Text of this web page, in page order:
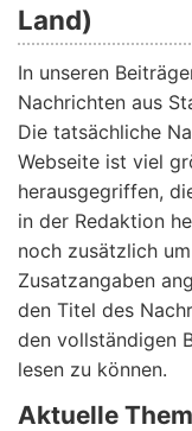
Land)
In unseren
Nachrichten aus
Die tatsächliche
Webseite ist viel
herausgegriffen,
in der Redaktion
noch zusätzlich
Zusatzangaben
den Titel des
den vollständigen
lesen zu können.
Aktuelle